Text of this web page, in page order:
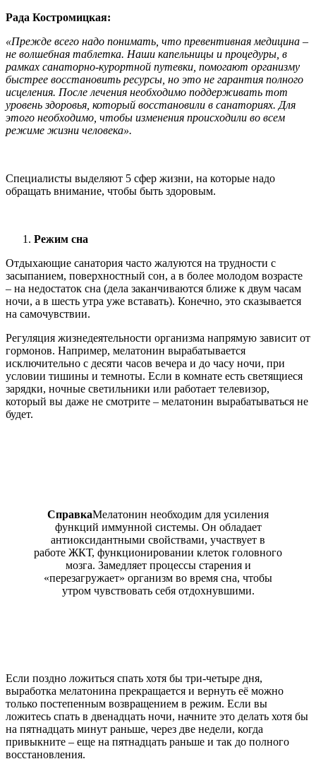
Рада Костромицкая:
«Прежде всего надо понимать, что превентивная медицина –
не волшебная таблетка. Наши капельницы и процедуры, в
рамках санаторно-курортной путевки, помогают организму
быстрее восстановить ресурсы, но это не гарантия полного
исцеления. После лечения необходимо поддерживать тот
уровень здоровья, который восстановили в санаториях. Для
этого необходимо, чтобы изменения происходили во всем
режиме жизни человека».
Специалисты выделяют 5 сфер жизни, на которые надо
обращать внимание, чтобы быть здоровым.
Режим сна
Отдыхающие санатория часто жалуются на трудности с
засыпанием, поверхностный сон, а в более молодом возрасте
– на недостаток сна (дела заканчиваются ближе к двум часам
ночи, а в шесть утра уже вставать). Конечно, это сказывается
на самочувствии.
Регуляция жизнедеятельности организма напрямую зависит от
гормонов. Например, мелатонин вырабатывается
исключительно с десяти часов вечера и до часу ночи, при
условии тишины и темноты. Если в комнате есть светящиеся
зарядки, ночные светильники или работает телевизор,
который вы даже не смотрите – мелатонин вырабатываться не
будет.
СправкаМелатонин необходим для усиления
функций иммунной системы. Он обладает
антиоксидантными свойствами, участвует в
работе ЖКТ, функционировании клеток головного
мозга. Замедляет процессы старения и
«перезагружает» организм во время сна, чтобы
утром чувствовать себя отдохнувшими.
Если поздно ложиться спать хотя бы три-четыре дня,
выработка мелатонина прекращается и вернуть её можно
только постепенным возвращением в режим. Если вы
ложитесь спать в двенадцать ночи, начните это делать хотя бы
на пятнадцать минут раньше, через две недели, когда
привыкните – еще на пятнадцать раньше и так до полного
восстановления.